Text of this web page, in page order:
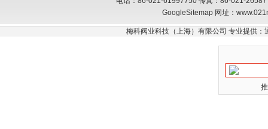
GoogleSitemap网址：
梅科阀业科技（上海）有限公司 专业提供